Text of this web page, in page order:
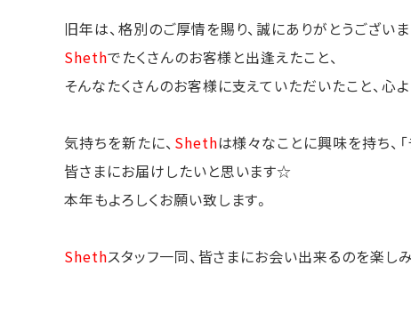
旧年は、格別のご厚情を賜り、誠にありがとうございま
Shethでたくさんのお客様と出逢えたこと、
そんなたくさんのお客様に支えていただいたこと、心
気持ちを新たに、 Shethは様々なことに興味を持ち、「
皆さまにお届けしたいと思います☆
本年もよろしくお願い致します。
Shethスタッフ一同、皆さまにお会い出来るのを楽し